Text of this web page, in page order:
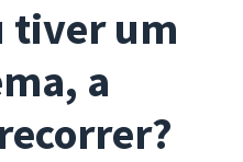
tiver um
a